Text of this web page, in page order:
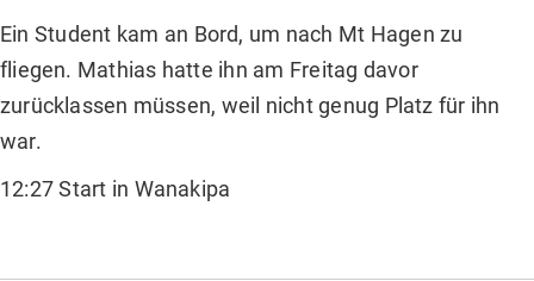
Ein Student kam an Bord, um nach Mt Hagen zu
fliegen. Mathias hatte ihn am Freitag davor
zurücklassen müssen, weil nicht genug Platz für ihn
war.
12:27 Start in Wanakipa